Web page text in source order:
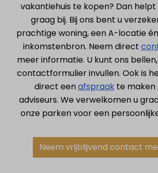
vakantiehuis te kopen? Dan helpt
graag bij. Bij ons bent u
prachtige woning, een A-locatie
inkomstenbron. Neem direct
meer informatie. U kunt ons bellen,
contactformulier invullen. Ook is
direct eenafspraakte maken
adviseurs. We verwelkomen u
onze parken voor een
Neem vrijblijvend contact